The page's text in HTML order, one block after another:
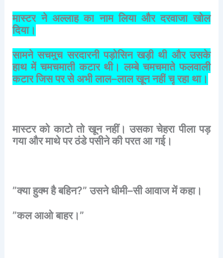
मास्टर ने अल्लाह का नाम लिया और दरवाजा खोल
दिया।
सामने सचमुच सरदारनी पड़ोसिन खड़ी थी और उसके
हाथ में चमचमाती कटार थी। लम्बे चमचमाते फलवाली
कटार जिस पर से अभी लाल–लाल खून नहीं चू रहा था।
मास्टर को काटो तो खून नहीं। उसका चेहरा पीला पड़
गयाऔरमाथेपरठंडेपसीनेकीपरतआगई।
”क्याहुक्महैबहिन?”उसने धीमी–सीआवाजमेंकहा।
”कलआओबाहर।”